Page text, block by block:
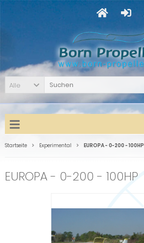
Alle
Startseite Experimental EUROPA - 0-200 - 100HP
EUROPA - 0-200 - 100HP